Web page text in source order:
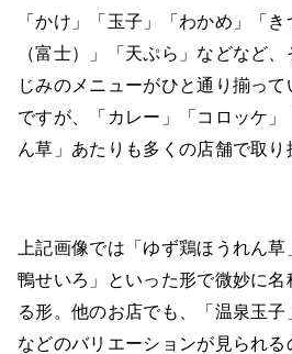
「かけ」「玉子」「わかめ」「
（富士）」「天ぷら」などなど
じみのメニューがひと通り揃っ
ですが、「カレー」「コロッケ
ん草」あたりも多くの店舗で取り
上記画像では「ゆず鶏ほうれん
鴨せいろ」といった形で微妙に
る形。他のお店でも、「温泉玉子
などのバリエーションが見られ